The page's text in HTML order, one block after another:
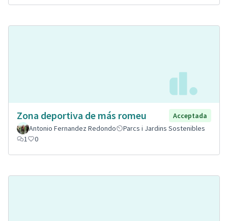
Zona deportiva de más romeu
Acceptada
Antonio Fernandez Redondo
Parcs i Jardins Sostenibles
1
0